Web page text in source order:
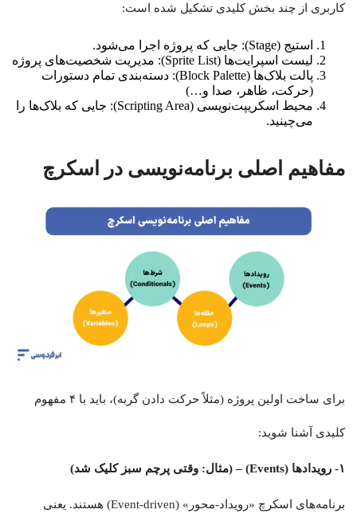
کاربری از چند بخش کلیدی تشکیل شده است:
استیج (Stage): جایی که پروژه اجرا می‌شود.
لیست اسپرایت‌ها (Sprite List): مدیریت شخصیت‌های پروژه
پالت بلاک‌ها (Block Palette): دسته‌بندی تمام دستورات
(حرکت، ظاهر، صدا و…)
محیط اسکریپت‌نویسی (Scripting Area): جایی که بلاک‌ها را
می‌چینید.
مفاهیم اصلی برنامه‌نویسی در اسکرچ
برای ساخت اولین پروژه (مثلاً حرکت دادن گربه)، باید با ۴ مفهوم
کلیدی آشنا شوید:
۱- رویدادها (Events) – (مثال: وقتی پرچم سبز کلیک شد)
برنامه‌های اسکرچ «رویداد-محور» (Event-driven) هستند. یعنی